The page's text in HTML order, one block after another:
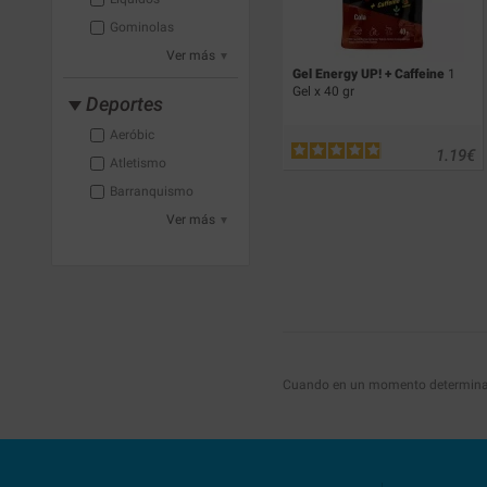
Gominolas
Ver más
Deportes
Aeróbic
Atletismo
Barranquismo
Ver más
Gel Energy UP! + Caffeine 1
Gel x 40 gr
€
1.19
Cuando en un momento